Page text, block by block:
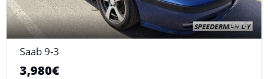
6
Saab 9-3
3,980€